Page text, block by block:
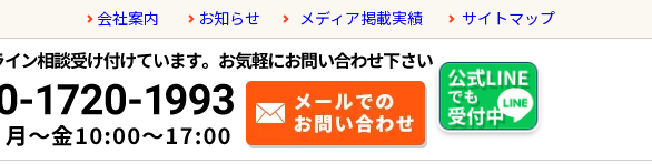
会社案内 お知らせ メディア掲載実績 サイトマップ